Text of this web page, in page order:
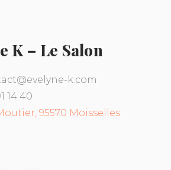
K – Le Salon
k.com
14 40
95570 Moisselles